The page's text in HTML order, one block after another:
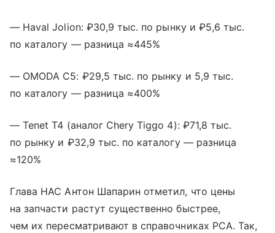
— Haval Jolion: ₽30,9 тыс. по рынку и ₽5,6 тыс.
по каталогу — разница ≈445%
— OMODA C5: ₽29,5 тыс. по рынку и 5,9 тыс.
по каталогу — разница ≈400%
— Tenet T4 (аналог Chery Tiggo 4): ₽71,8 тыс.
по рынку и ₽32,9 тыс. по каталогу — разница
≈120%
Глава НАС Антон Шапарин отметил, что цены
на запчасти растут существенно быстрее,
чем их пересматривают в справочниках РСА. Так,